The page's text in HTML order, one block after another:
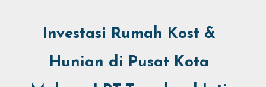
Investasi Rumah Kost &
Hunian di Pusat Kota